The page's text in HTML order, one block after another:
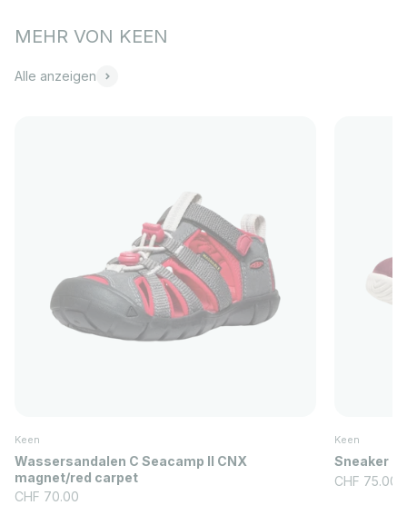
Alle anzeigen
Keen
Wassersandalen C Seacamp II CNX
magnet/red carpet
Angebot
CHF 70.00
Keen
Sneaker C
Angebot
CHF 75.00